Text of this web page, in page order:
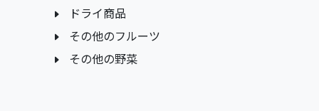
ドライ商品
その他のフルーツ
その他の野菜